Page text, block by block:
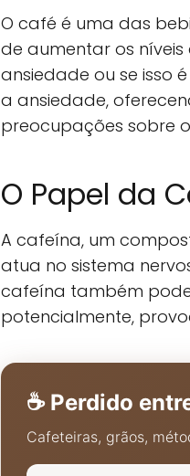
O café é uma das
de aumentar os
ansiedade ou se isso
a ansiedade,
preocupações sobre
O Papel da
A cafeína, um
atua no sistema
cafeína também pode
potencialmente,
☕ Perdido
Cafeteiras, grãos,